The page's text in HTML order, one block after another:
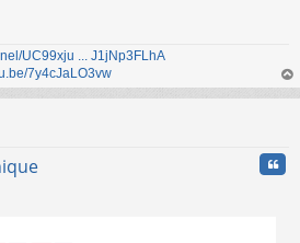
UC99xju ... J1jNp3FLhA
7y4cJaLO3vw
au